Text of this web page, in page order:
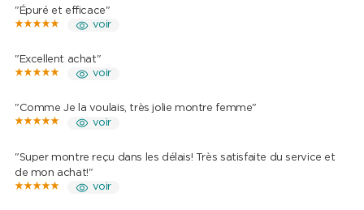
"Épuré et efficace"
voir
"Excellent achat"
voir
"Comme Je la voulais, très jolie montre femme"
voir
"Super montre reçu dans les délais! Très satisfaite du service et
de mon achat!"
voir